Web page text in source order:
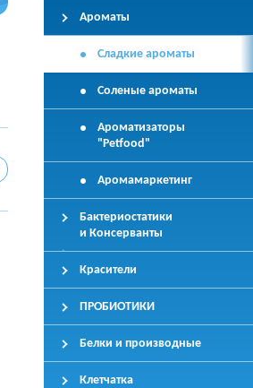
Ароматы
Сладкие ароматы
Соленые ароматы
Ароматизаторы
"Petfood"
Аромамаркетинг
Бактериостатики
и Консерванты
Красители
ПРОБИОТИКИ
Белки и производные
Клетчатка